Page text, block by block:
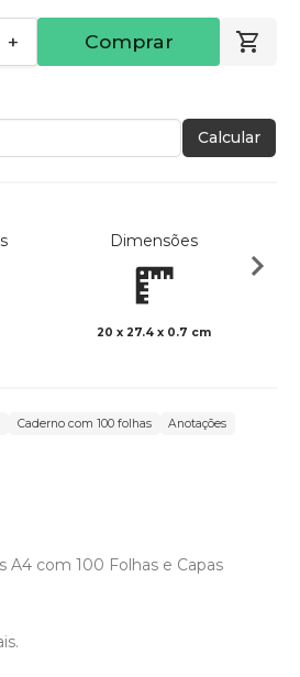
+ Comprar
Calcular
Dimensões
20 x 27.4 x 0.7 cm
Caderno com 100 folhas
Anotações
A4 com 100 Folhas e Capas